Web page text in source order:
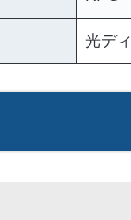
光デ